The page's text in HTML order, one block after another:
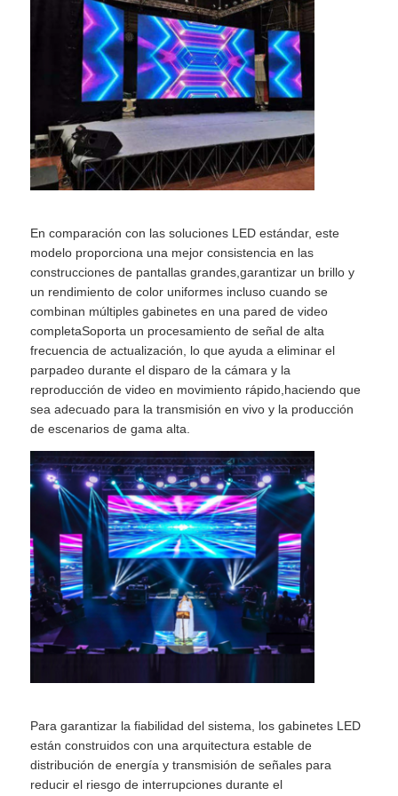
Espectáculo de RV
Sobre nosotros
Visita a la fábrica
Contacta con nosotros
Noticias
Casos
Pantalla de pared de video LED
pantalla LED
Pantalla del concierto LED
Alquiler de pantallas LED de escenario
Muro de video LED LED
Pantalla LED transparente
En comparación con las soluciones LED estándar, este
modelo proporciona una mejor consistencia en las
construcciones de pantallas grandes,garantizar un brillo y
un rendimiento de color uniformes incluso cuando se
combinan múltiples gabinetes en una pared de video
completaSoporta un procesamiento de señal de alta
frecuencia de actualización, lo que ayuda a eliminar el
parpadeo durante el disparo de la cámara y la
reproducción de video en movimiento rápido,haciendo que
sea adecuado para la transmisión en vivo y la producción
de escenarios de gama alta.
Para garantizar la fiabilidad del sistema, los gabinetes LED
están construidos con una arquitectura estable de
distribución de energía y transmisión de señales para
reducir el riesgo de interrupciones durante el